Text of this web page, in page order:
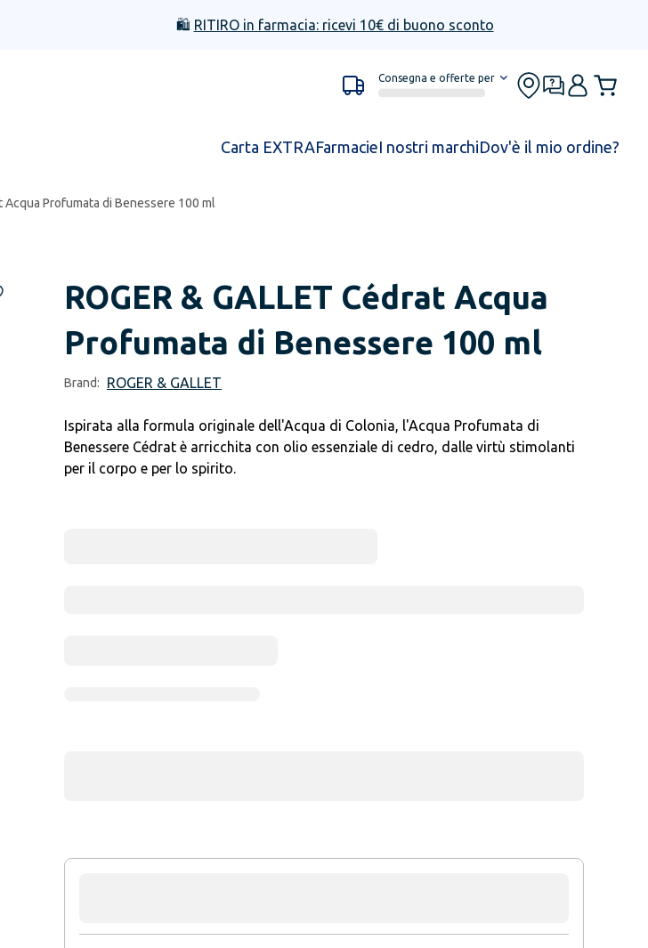
🛍️ RITIRO in farmacia: ricevi 10€ di buono sconto
Consegna e offerte per
Carta EXTRAFarmacieI nostri marchiDov'è il mio ordine?
Acqua Profumata di Benessere 100 ml
ROGER & GALLET Cédrat Acqua
Profumata di Benessere 100 ml
Brand: ROGER & GALLET
Ispirata alla formula originale dell'Acqua di Colonia, l'Acqua Profumata di
Benessere Cédrat è arricchita con olio essenziale di cedro, dalle virtù stimolanti
per il corpo e per lo spirito.